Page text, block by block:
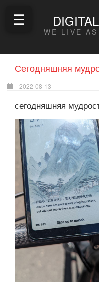
WE LIVE
☰
Сегодняшняя
2022-08-13
сегодняшняя